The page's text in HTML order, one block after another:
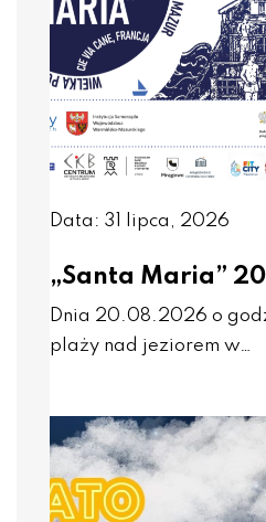
Data: 31 lipca, 2026
„Santa Maria”
Dnia 20.08.2026 o
plaży nad jeziorem w…